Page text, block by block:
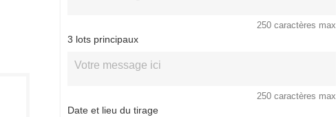
250 caractères max
3 lots principaux
250 caractères max
Date et lieu du tirage